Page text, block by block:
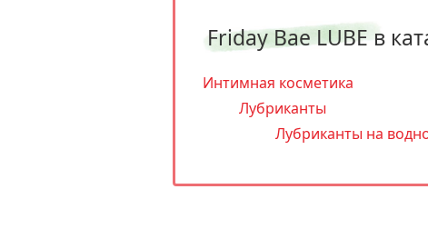
Friday Bae LUBE в
Интимная косметика
Лубриканты
Лубриканты на